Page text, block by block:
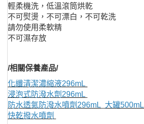
輕柔機洗，低溫滾筒烘乾
不可熨燙，不可漂白，不可乾洗
請勿使用柔軟精
不可濕存放
/相關保養產品/
化纖清潔濃縮液296mL
浸泡式防潑水劑296mL
防水透氣防潑水噴劑296mL 大罐500mL
快乾撥水噴劑